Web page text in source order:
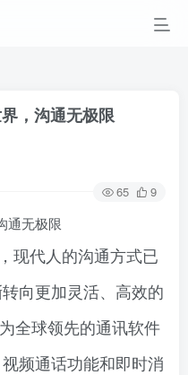
，沟通无极限
65 9
通无极限
现代人的沟通方式已
向更加灵活、高效的
全球领先的通讯软件
频通话功能和即时消